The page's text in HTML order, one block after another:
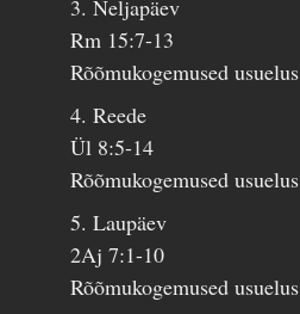
3. Neljapäev
Rm 15:7-13
Rõõmukogemused usuelus
4. Reede
Ül 8:5-14
Rõõmukogemused usuelus
5. Laupäev
2Aj 7:1-10
Rõõmukogemused usuelus